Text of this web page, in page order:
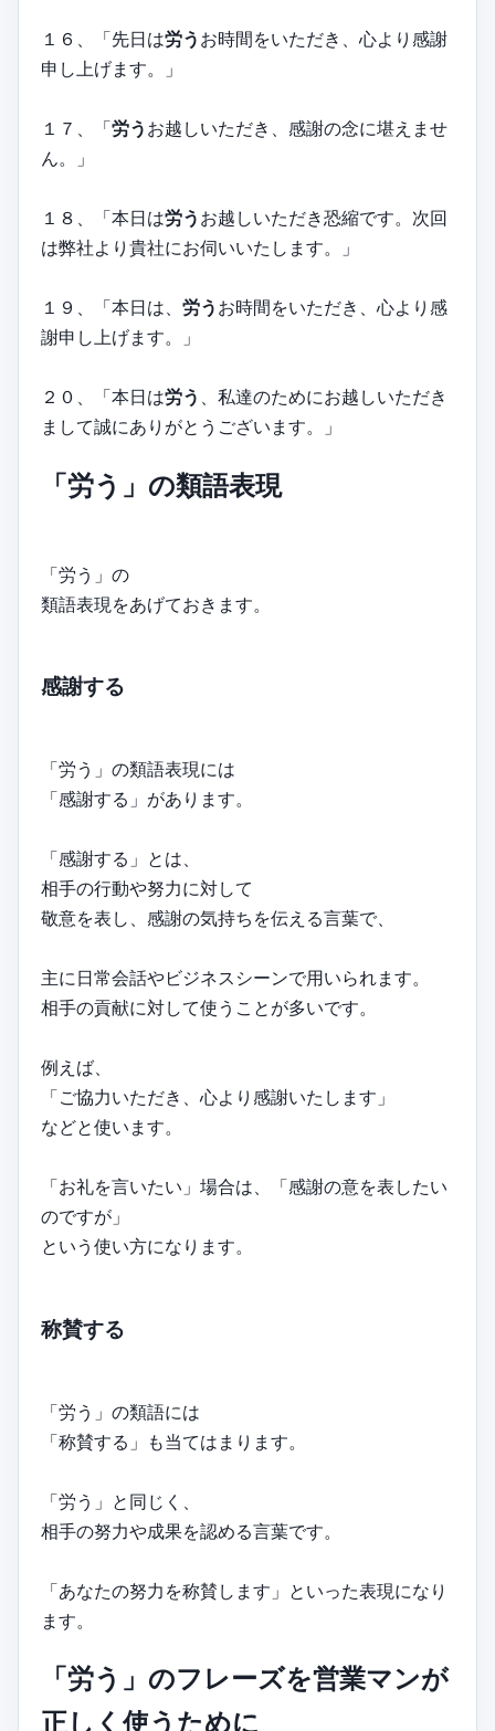
１６、「先日は労う お時間をいただき、心より感謝
申し上げます。」
１７、「労う お越しいただき、感謝の念に堪えませ
ん。」
１８、「本日は労う お越しいただき恐縮です。次回
は弊社より貴社にお伺いいたします。」
１９、「本日は、 労う お時間をいただき、心より感
謝申し上げます。」
２０、「本日は労う
、私達のためにお越しいただき
まして誠にありがとうございます。」
「労う」の類語表現
「労う」の
類語表現をあげておきます。
感謝する
「労う」の類語表現には
「感謝する」があります。
「感謝する」とは、
相手の行動や努力に対して
敬意を表し、感謝の気持ちを伝える言葉で、
主に日常会話やビジネスシーンで用いられます。
相手の貢献に対して使うことが多いです。
例えば、
「ご協力いただき、心より感謝いたします」
などと使います。
「お礼を言いたい」場合は、「感謝の意を表したい
のですが」
という使い方になります。
称賛する
「労う」の類語には
「称賛する」も当てはまります。
「労う」と同じく、
相手の努力や成果を認める言葉です。
「あなたの努力を称賛します」といった表現になり
ます。
「労う」のフレーズを営業マンが
正しく使うために